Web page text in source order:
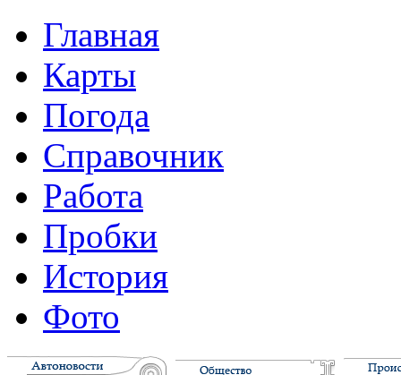
Главная
Карты
Погода
Справочник
Работа
Пробки
История
Фото